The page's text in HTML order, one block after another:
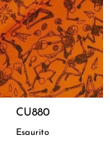
CU880
Esaurito